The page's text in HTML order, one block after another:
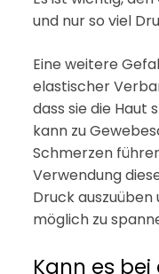
und nur so viel
Eine weitere
elastischer
dass sie die Haut
kann zu
Schmerzen
Verwendung
Druck auszuüben
möglich zu
Kann es